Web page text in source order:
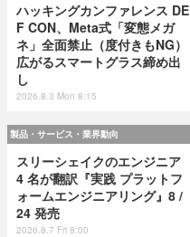
ハッキングカンファレンス DE
F CON、Meta式「変態メガ
ネ」全面禁止（度付きもNG）
広がるスマートグラス締め出
し
2026.8.3 Mon 8:15
製品・サービス・業界動向
スリーシェイクのエンジニア
4 名が翻訳『実践 プラットフ
ォームエンジニアリング』8 /
24 発売
2026.8.7 Fri 8:00